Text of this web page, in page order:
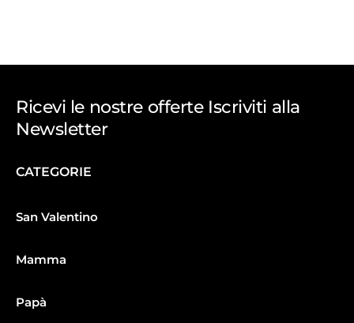
Ricevi le nostre offerte Iscriviti alla
Newsletter
CATEGORIE
San Valentino
Mamma
Papà